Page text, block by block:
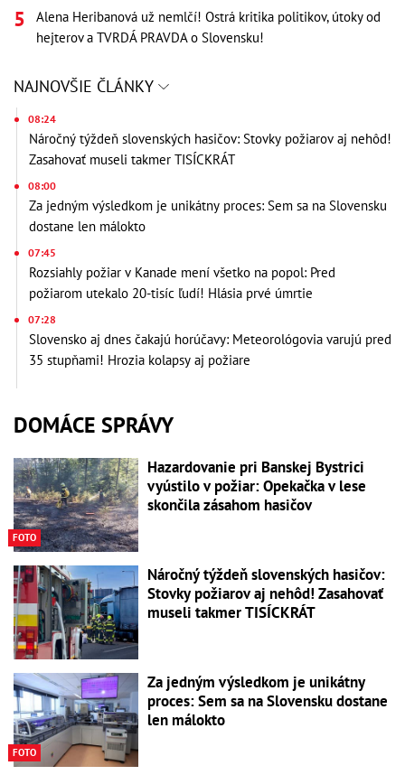
Alena Heribanová už nemlčí! Ostrá kritika politikov, útoky od
hejterov a TVRDÁ PRAVDA o Slovensku!
NAJNOVŠIE ČLÁNKY
08:24
Náročný týždeň slovenských hasičov: Stovky požiarov aj nehôd!
Zasahovať museli takmer TISÍCKRÁT
08:00
Za jedným výsledkom je unikátny proces: Sem sa na Slovensku
dostane len málokto
07:45
Rozsiahly požiar v Kanade mení všetko na popol: Pred
požiarom utekalo 20-tisíc ľudí! Hlásia prvé úmrtie
07:28
Slovensko aj dnes čakajú horúčavy: Meteorológovia varujú pred
35 stupňami! Hrozia kolapsy aj požiare
DOMÁCE SPRÁVY
FOTO
Hazardovanie pri Banskej Bystrici
vyústilo v požiar: Opekačka v lese
skončila zásahom hasičov
Náročný týždeň slovenských hasičov:
Stovky požiarov aj nehôd! Zasahovať
museli takmer TISÍCKRÁT
FOTO
Za jedným výsledkom je unikátny
proces: Sem sa na Slovensku dostane
len málokto